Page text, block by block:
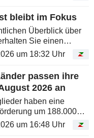
bleibt im Fokus
Überblick über
Sie einen
die Entwicklungen bei
um 18:32 Uhr
passen ihre
2026 an
eine
um 188.000
Die Maßnahme
um 16:48 Uhr